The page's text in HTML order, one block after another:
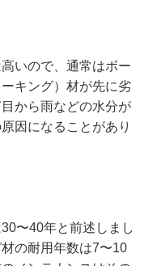
いので、通常はボー
キング）材が先に劣
から雨などの水分が
因になることがあり
〜40年と前述しまし
の耐用年数は7〜10